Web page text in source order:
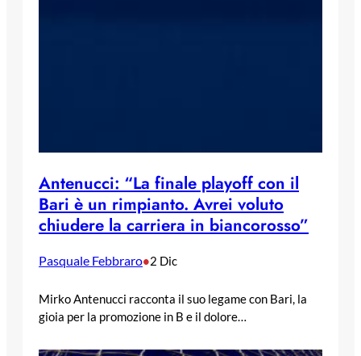
Antenucci: “La finale playoff con il
Bari è un rimpianto. Avrei voluto
chiudere la carriera in biancorosso”
Pasquale Febbraro•2 Dic
Mirko Antenucci racconta il suo legame con Bari, la
gioia per la promozione in B e il dolore…